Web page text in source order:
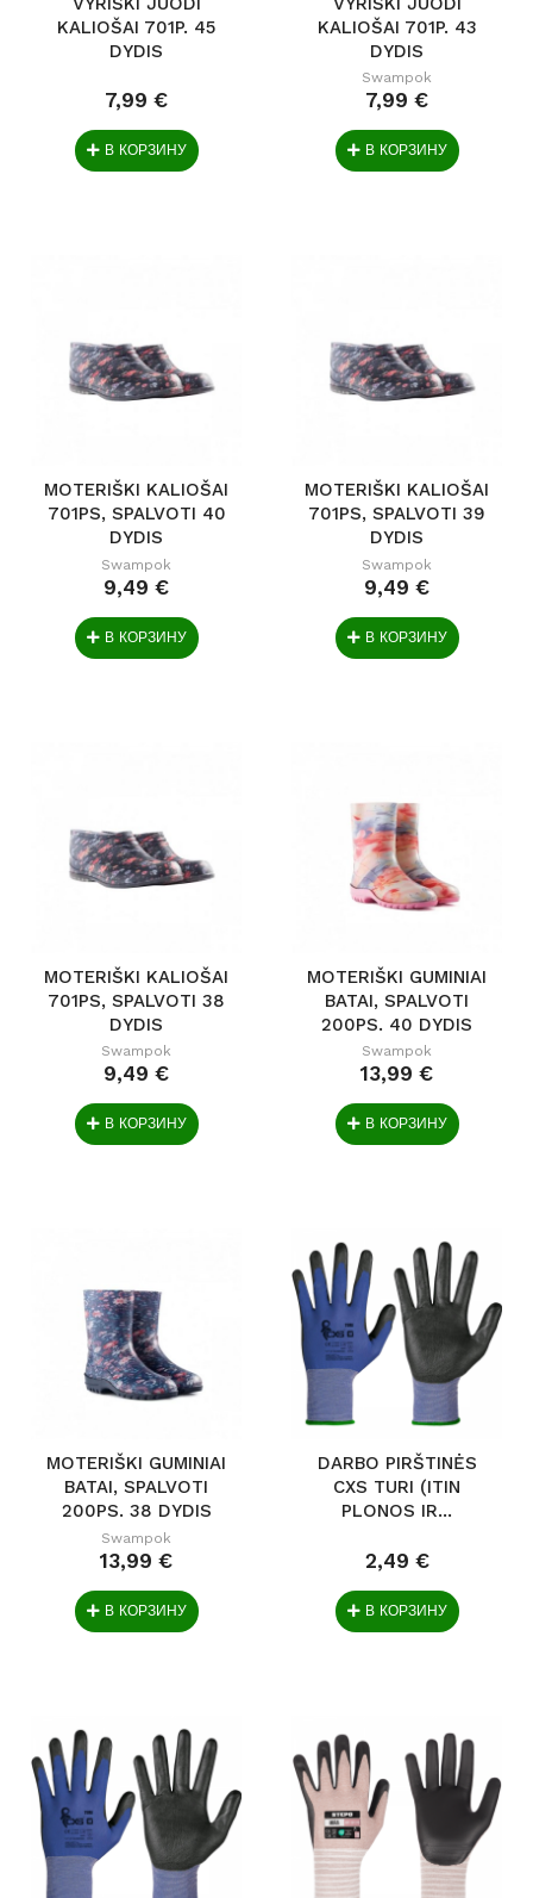
KALIOŠAI 701P. 45
DYDIS
7,99 €
В КОРЗИНУ
KALIOŠAI 701P. 43
DYDIS
Swampok
7,99 €
В КОРЗИНУ
MOTERIŠKI KALIOŠAI
701PS, SPALVOTI 40
DYDIS
Swampok
9,49 €
В КОРЗИНУ
MOTERIŠKI KALIOŠAI
701PS, SPALVOTI 39
DYDIS
Swampok
9,49 €
В КОРЗИНУ
MOTERIŠKI KALIOŠAI
701PS, SPALVOTI 38
DYDIS
Swampok
9,49 €
В КОРЗИНУ
MOTERIŠKI GUMINIAI
BATAI, SPALVOTI
200PS. 40 DYDIS
Swampok
13,99 €
В КОРЗИНУ
MOTERIŠKI GUMINIAI
BATAI, SPALVOTI
200PS. 38 DYDIS
Swampok
13,99 €
В КОРЗИНУ
DARBO PIRŠTINĖS
CXS TURI (ITIN
PLONOS IR...
2,49 €
В КОРЗИНУ